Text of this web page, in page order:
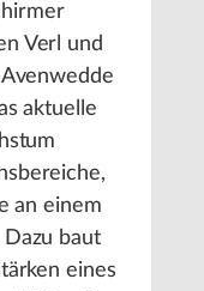
Verl und
aktuelle
an einem
baut
eines